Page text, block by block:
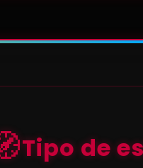
Tipo de